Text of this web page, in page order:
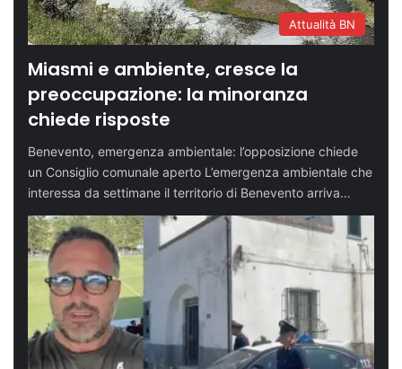
Attualità BN
Miasmi e ambiente, cresce la
preoccupazione: la minoranza
chiede risposte
Benevento, emergenza ambientale: l’opposizione chiede
un Consiglio comunale aperto L’emergenza ambientale che
interessa da settimane il territorio di Benevento arriva…